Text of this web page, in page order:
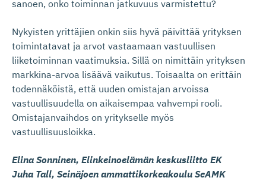
sanoen, onko toiminnan jatkuvuus varmistettu?
Nykyisten yrittäjien onkin siis hyvä päivittää yrityksen
toimintatavat ja arvot vastaamaan vastuullisen
liiketoiminnan vaatimuksia. Sillä on nimittäin yrityksen
markkina-arvoa lisäävä vaikutus. Toisaalta on erittäin
todennäköistä, että uuden omistajan arvoissa
vastuullisuudella on aikaisempaa vahvempi rooli.
Omistajanvaihdos on yritykselle myös
vastuullisuusloikka.
Elina Sonninen, Elinkeinoelämän keskusliitto EK
Juha Tall, Seinäjoen ammattikorkeakoulu SeAMK